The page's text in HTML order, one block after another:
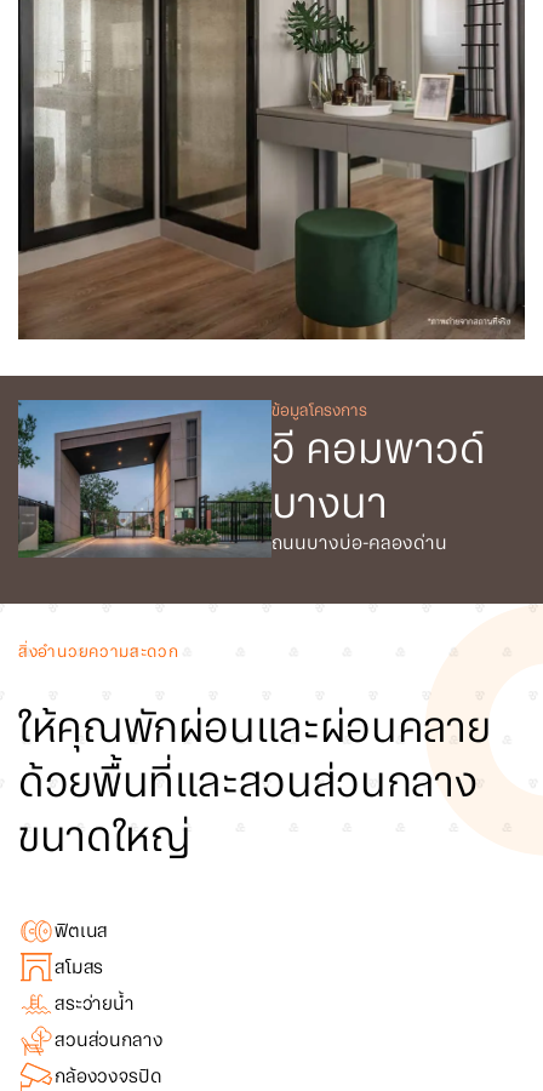
ข้อมูลโครงการ
วี คอมพาวด์
บางนา
ถนนบางบ่อ-คลองด่าน
สิ่งอำนวยความสะดวก
ให้คุณพักผ่อนและผ่อนคลาย
ด้วยพื้นที่และสวนส่วนกลาง
ขนาดใหญ่
ฟิตเนส
สโมสร
สระว่ายน้ำ
สวนส่วนกลาง
กล้องวงจรปิด